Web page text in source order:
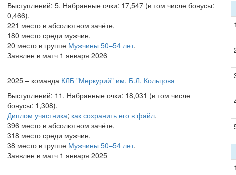
Выступлений: 5. Набранные очки: 17,547 (в том числе бонусы:
0,466).
221 место в абсолютном зачёте,
180 место среди мужчин,
20 место в группе Мужчины 50–54 лет.
Заявлен в матч 1 января 2026
2025 – команда КЛБ "Меркурий" им. Б.Л. Кольцова
Выступлений: 11. Набранные очки: 18,031 (в том числе
бонусы: 1,308).
Диплом участника; как сохранить его в файл.
396 место в абсолютном зачёте,
318 место среди мужчин,
38 место в группе Мужчины 50–54 лет.
Заявлен в матч 1 января 2025
1
1